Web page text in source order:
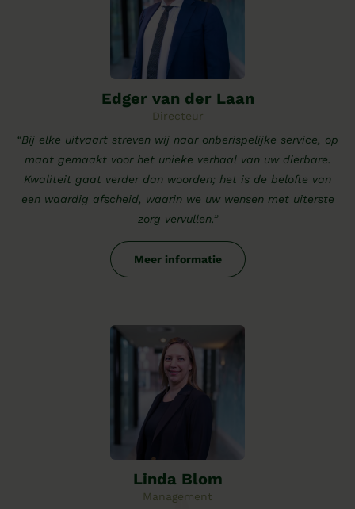
Edger van der Laan
Directeur
“Bij elke uitvaart streven wij naar onberispelijke service, op
maat gemaakt voor het unieke verhaal van uw dierbare.
Kwaliteit gaat verder dan woorden; het is de belofte van
een waardig afscheid, waarin we uw wensen met uiterste
zorg vervullen.”
Meer informatie
Linda Blom
Management